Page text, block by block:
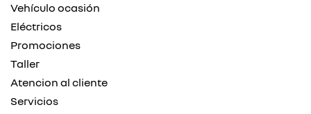
Vehículo ocasión
Eléctricos
Promociones
Taller
Atencion al cliente
Servicios